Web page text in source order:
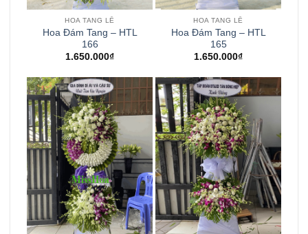
HOA TANG LỄ
Hoa Đám Tang – HTL
166
1.650.000₫
HOA TANG LỄ
Hoa Đám Tang – HTL
165
1.650.000₫